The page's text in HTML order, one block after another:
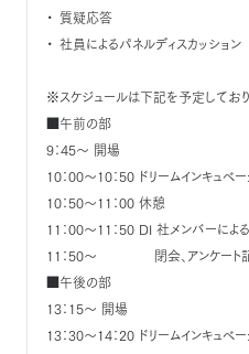
質疑応答
社員によるパネルディスカッション
※スケジュールは下記を予定しており
■午前の部
9：45～ 開場
10：00～10：50 ドリームインキュベ
10：50～11：00 休憩
11：00～11：50 DI 社メンバーによ
11：50～ 閉会、アンケート
■午後の部
13：15～ 開場
13：30～14：20 ドリームインキュベ